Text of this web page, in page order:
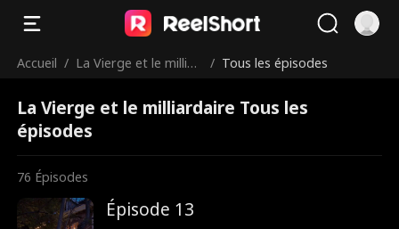
Accueil / La Vierge et le milliar
/ Tous les épisodes
La Vierge et le milliardaire Tous les
épisodes
76 Épisodes
Épisode 13